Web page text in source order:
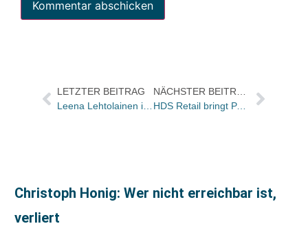
LETZTER BEITRAG
Leena Lehtolainen im aspekte-Interview
HDS Retail bringt PAYOT nach Deutschland
Christoph Honig: Wer nicht erreichbar ist,
verliert